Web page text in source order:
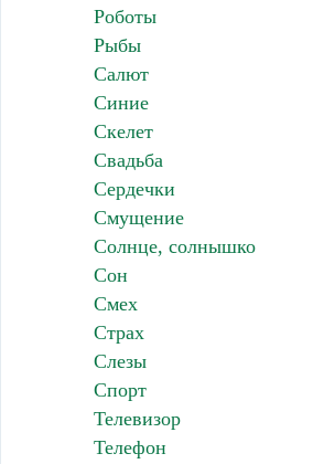
Роботы
Рыбы
Салют
Синие
Скелет
Свадьба
Сердечки
Смущение
Солнце, солнышко
Сон
Смех
Страх
Слезы
Спорт
Телевизор
Телефон